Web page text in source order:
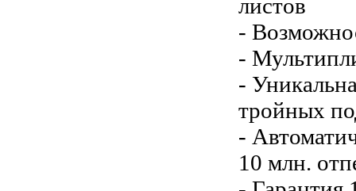
листов
-
-
-
тройных
-
10 млн.